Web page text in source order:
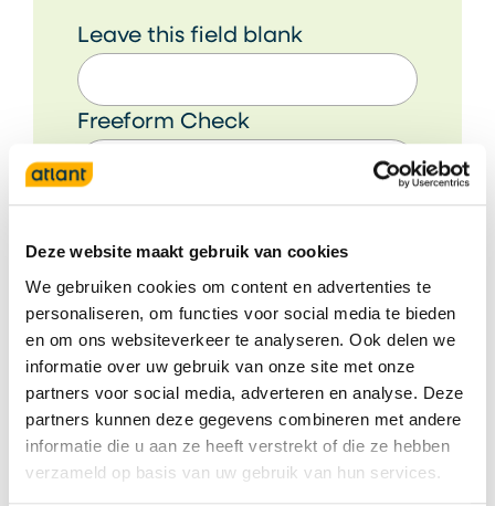
Deze website maakt gebruik van cookies
We gebruiken cookies om content en advertenties te
personaliseren, om functies voor social media te bieden
en om ons websiteverkeer te analyseren. Ook delen we
informatie over uw gebruik van onze site met onze
partners voor social media, adverteren en analyse. Deze
partners kunnen deze gegevens combineren met andere
informatie die u aan ze heeft verstrekt of die ze hebben
verzameld op basis van uw gebruik van hun services.
Leave this field blank
Freeform Check
Wat wil je doorgeven?
Mijnheer / mevrouw
Je naam